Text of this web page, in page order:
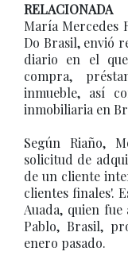
RELACIONADA
María Mercedes
Do Brasil, envió
diario en el
compra,
inmueble, así
inmobiliaria en
Según Riaño,
solicitud de
de un cliente
clientes finales'.
Auada, quien
Pablo, Brasil,
enero pasado.